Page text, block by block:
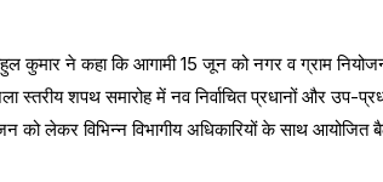
कुमार ने कहा कि आगामी 15 जून को नगर व ग्राम
स्तरीय शपथ समारोह में नव निर्वाचित प्रधानों और उप-
लेकर विभिन्न विभागीय अधिकारियों के साथ आयोजित